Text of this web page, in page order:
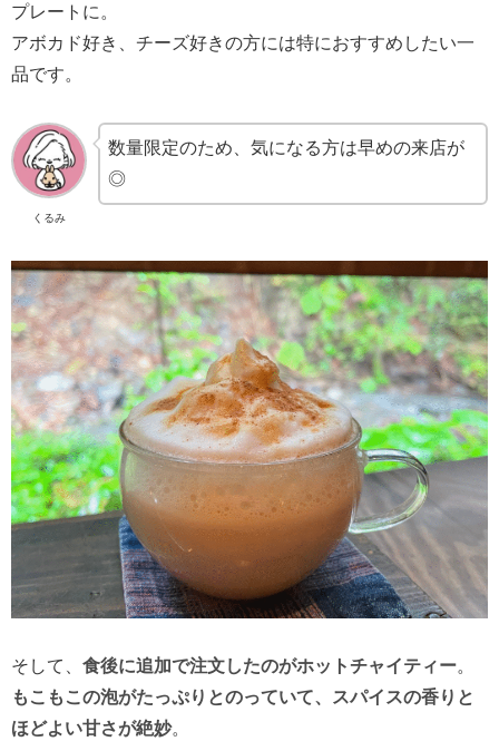
プレートに。
アボカド好き、チーズ好きの方には特におすすめしたい一
品です。
くるみ
数量限定のため、気になる方は早めの来店が
◎
そして、 食後に追加で注文したのがホットチャイティー。
もこもこの泡がたっぷりとのっていて、スパイスの香りと
ほどよい甘さが絶妙。